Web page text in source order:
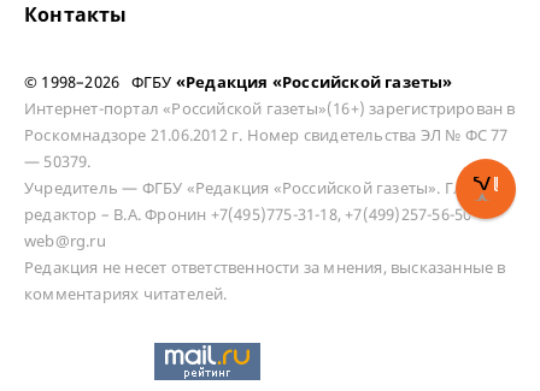
Контакты
© 1998–2026 ФГБУ «Редакция «Российской газеты»
Интернет-портал «Российской газеты»(16+) зарегистрирован в
Роскомнадзоре 21.06.2012 г. Номер свидетельства ЭЛ № ФС 77
— 50379.
Учредитель — ФГБУ «Редакция «Российской газеты». Главный
редактор – В.А. Фронин +7(495)775-31-18, +7(499)257-56-50
web@rg.ru
Редакция не несет ответственности за мнения, высказанные в
комментариях читателей.